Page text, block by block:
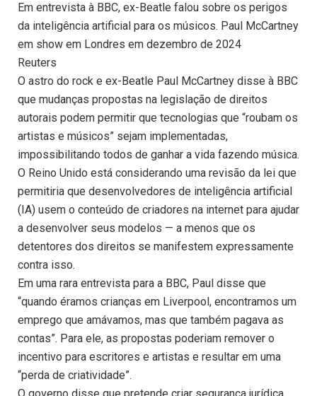
Em entrevista à BBC, ex-Beatle falou sobre os perigos
da inteligência artificial para os músicos. Paul McCartney
em show em Londres em dezembro de 2024
Reuters
O astro do rock e ex-Beatle Paul McCartney disse à BBC
que mudanças propostas na legislação de direitos
autorais podem permitir que tecnologias que “roubam os
artistas e músicos” sejam implementadas,
impossibilitando todos de ganhar a vida fazendo música.
O Reino Unido está considerando uma revisão da lei que
permitiria que desenvolvedores de inteligência artificial
(IA) usem o conteúdo de criadores na internet para ajudar
a desenvolver seus modelos — a menos que os
detentores dos direitos se manifestem expressamente
contra isso.
Em uma rara entrevista para a BBC, Paul disse que
“quando éramos crianças em Liverpool, encontramos um
emprego que amávamos, mas que também pagava as
contas”. Para ele, as propostas poderiam remover o
incentivo para escritores e artistas e resultar em uma
“perda de criatividade”.